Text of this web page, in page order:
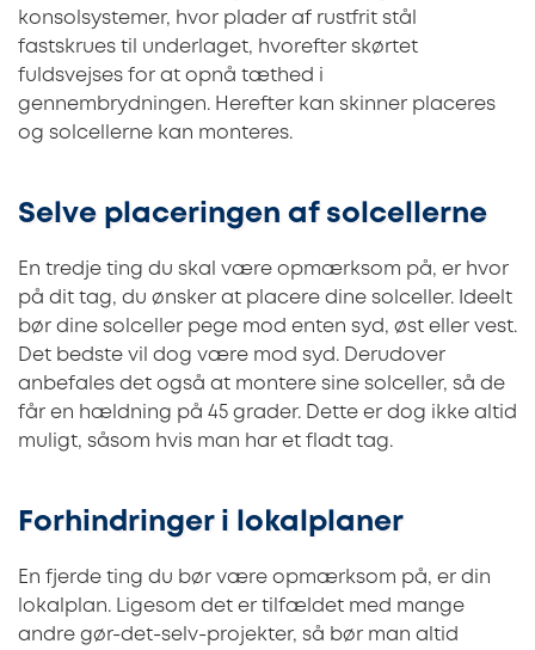
konsolsystemer, hvor plader af rustfrit stål
fastskrues til underlaget, hvorefter skørtet
fuldsvejses for at opnå tæthed i
gennembrydningen. Herefter kan skinner placeres
og solcellerne kan monteres.
Selve placeringen af solcellerne
En tredje ting du skal være opmærksom på, er hvor
på dit tag, du ønsker at placere dine solceller. Ideelt
bør dine solceller pege mod enten syd, øst eller vest.
Det bedste vil dog være mod syd. Derudover
anbefales det også at montere sine solceller, så de
får en hældning på 45 grader. Dette er dog ikke altid
muligt, såsom hvis man har et fladt tag.
Forhindringer i lokalplaner
En fjerde ting du bør være opmærksom på, er din
lokalplan. Ligesom det er tilfældet med mange
andre gør-det-selv-projekter, så bør man altid